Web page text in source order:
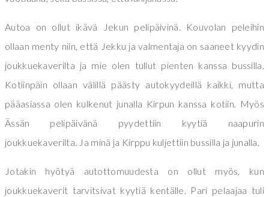
Autoa on ollut ikävä Jekun pelipäivinä. Kouvolan peleihin
ollaan menty niin, että Jekku ja valmentaja on saaneet kyydin
joukkuekaverilta ja mie olen tullut pienten kanssa bussilla.
Kotiinpäin ollaan välillä päästy autokyydeillä kaikki, mutta
pääasiassa olen kulkenut junalla Kirpun kanssa kotiin. Myös
Ässän pelipäivänä pyydettiin kyytiä naapurin
joukkuekaverilta. Ja minä ja Kirppu kuljettiin bussilla ja junalla.
Jotakin hyötyä autottomuudesta on ollut myös, kun
joukkuekaverit tarvitsivat kyytiä kentälle. Pari pelaajaa tuli